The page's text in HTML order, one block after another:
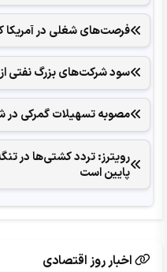
فرصت‌های شغلی در
سود شرکت‌های بزرگ نفتی از
مصوبه تسهیلات گمرکی در
رویترز: تردد کشتی‌ها در
پایین است
اخبار روز اقتصادی